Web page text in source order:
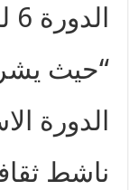
“حيث
الدورة
ناشط